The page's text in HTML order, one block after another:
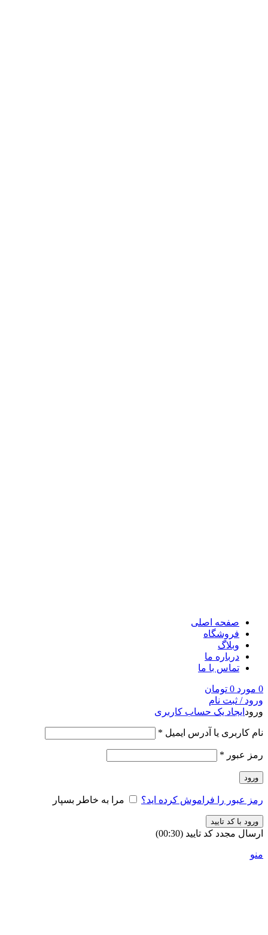
صفحه اصلی
فروشگاه
وبلاگ
درباره ما
تماس با ما
0 مورد 0 تومان
ورود / ثبت نام
ورود ایجاد یک حساب کاربری
نام کاربری یا آدرس ایمیل *
رمز عبور *
ورود
رمز عبور را فراموش کرده اید؟ مرا به خاطر بسپار
ورود با کد تایید
ارسال مجدد کد تایید (00:
30
)
منو